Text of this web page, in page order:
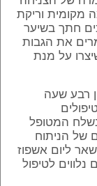
מקומית וריקת
חתך בשיער
את הגבות
על מנת
רבע שעה
המטופל
של הניתוח
ליום אשפוז
לטיפול